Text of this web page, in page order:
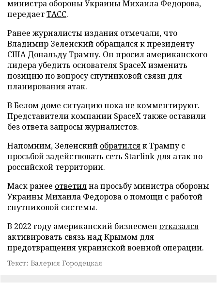
министра обороны Украины Михаила Федорова,
передаетТАСС.
Ранее журналисты издания отмечали, что
Владимир Зеленский обращался к президенту
США Дональду Трампу. Он просил американского
лидера убедить основателя SpaceX изменить
позицию по вопросу спутниковой связи для
планирования атак.
В Белом доме ситуацию пока не комментируют.
Представители компании SpaceX также оставили
без ответа запросы журналистов.
Напомним, Зеленский обратилсяк Трампу с
просьбой задействовать сеть Starlink для атак по
российской территории.
Маск ранее ответилна просьбу министра обороны
Украины Михаила Федорова о помощи с работой
спутниковой системы.
В 2022 году американский бизнесмен отказался
активировать связь над Крымом для
предотвращения украинской военной операции.
Текст: Валерия Городецкая